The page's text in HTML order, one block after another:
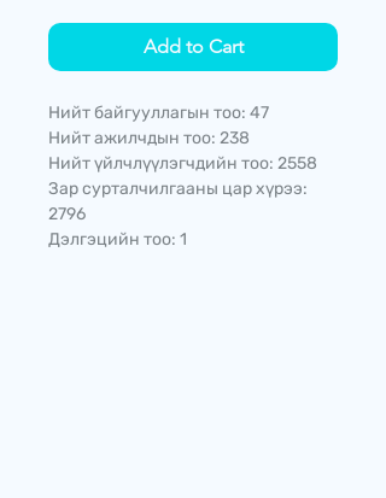
Add to Cart
Нийт байгууллагын тоо: 47
Нийт ажилчдын тоо: 238
Нийт үйлчлүүлэгчдийн тоо: 2558
Зар сурталчилгааны цар хүрээ:
2796
Дэлгэцийн тоо: 1